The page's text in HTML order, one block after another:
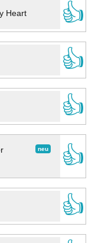
Heart
👍
👍
👍
neu
👍
👍